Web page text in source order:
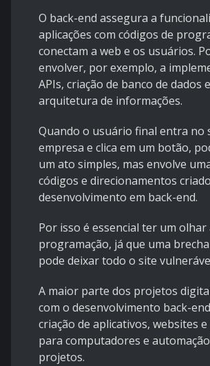
O back-end assegura a
aplicações com códigos de
conectam a web e os usuários.
envolver, por exemplo, a
APIs, criação de banco de dados e
arquitetura de informações.
Quando o usuário final entra no
empresa e clica em um botão,
um ato simples, mas envolve
códigos e direcionamentos
desenvolvimento em back-end.
Por isso é essencial ter um
programação, já que uma
pode deixar todo o site
A maior parte dos projetos
com o desenvolvimento back-
criação de aplicativos, websites
para computadores e
projetos.